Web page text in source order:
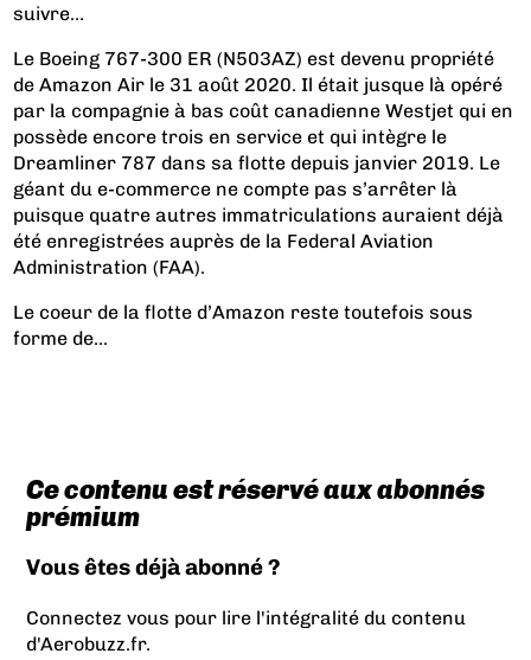
suivre…
Le Boeing 767-300 ER (N503AZ) est devenu propriété
de Amazon Air le 31 août 2020. Il était jusque là opéré
par la compagnie à bas coût canadienne Westjet qui en
possède encore trois en service et qui intègre le
Dreamliner 787 dans sa flotte depuis janvier 2019. Le
géant du e-commerce ne compte pas s’arrêter là
puisque quatre autres immatriculations auraient déjà
été enregistrées auprès de la Federal Aviation
Administration (FAA).
Le coeur de la flotte d’Amazon reste toutefois sous
forme de...
Ce contenu est réservé aux abonnés
prémium
Vous êtes déjà abonné ?
Connectez vous pour lire l'intégralité du contenu
d'Aerobuzz.fr.